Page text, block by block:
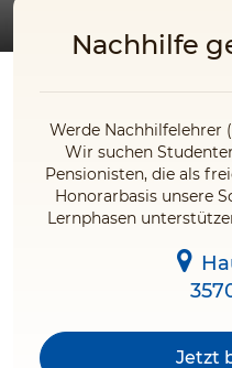
Nachhilfe
Werde Nachhilfelehrer
Wir suchen
Pensionisten, die als
Honorarbasis unsere
Lernphasen
Jetzt